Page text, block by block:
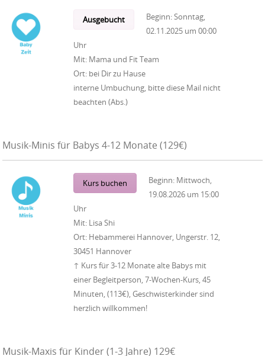
Ausgebucht Beginn:Sonntag,
02.11.2025 um 00:00
Uhr
Mit: Mama und Fit Team
Ort: bei Dir zu Hause
interne Umbuchung, bitte diese Mail nicht
beachten (Abs.)
Musik-Minis für Babys 4-12 Monate (129€)
Kurs buchen Beginn: Mittwoch,
19.08.2026 um 15:00
Uhr
Mit: Lisa Shi
Ort: Hebammerei Hannover, Ungerstr. 12,
30451 Hannover
↑ Kurs für 3-12 Monate alte Babys mit
einer Begleitperson, 7-Wochen-Kurs, 45
Minuten, (113€), Geschwisterkinder sind
herzlich willkommen!
Musik-Maxis für Kinder (1-3 Jahre) 129€